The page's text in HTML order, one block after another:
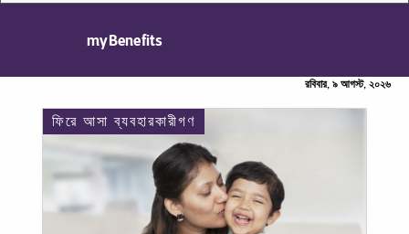
myBenefits
রবিবার, ৯ আগস্ট, ২০২৬
ফিরে আসা ব্যবহারকারীগণ